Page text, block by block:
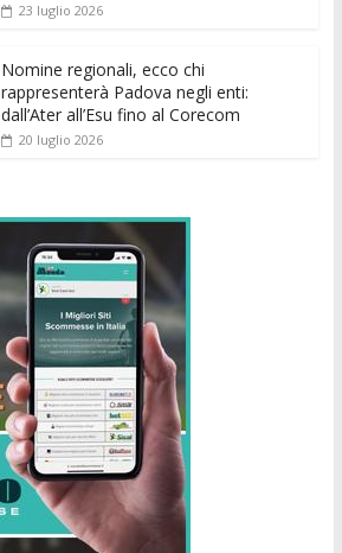
23 luglio 2026
Nomine regionali, ecco chi
rappresenterà Padova negli enti:
dall’Ater all’Esu fino al Corecom
20 luglio 2026